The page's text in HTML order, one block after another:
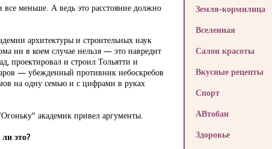
меньше. А ведь это расстояние должно
архитектуры и строительных наук
ни в коем случае нельзя — это навредит
проектировал и строил Тольятти и
— убежденный противник небоскребов
на одну семью и с цифрами в руках
академик привел аргументы.
это?
Земля-кормилица
Вселенная
Салон красоты
Вкусные рецепты
Спорт
АВтобан
Здоровье